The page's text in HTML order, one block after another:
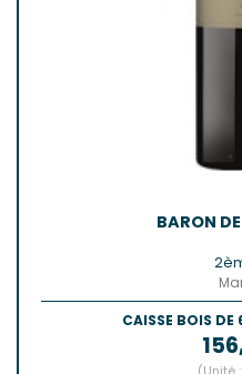
BARON
CAISSE BOIS DE
Prix